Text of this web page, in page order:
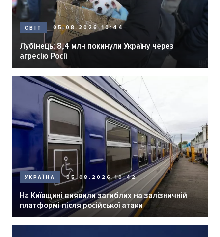
СВІТ 05.08.2026 10:44
Лубінець: 8,4 млн покинули Україну через
агресію Росії
УКРАЇНА 05.08.2026 10:42
На Київщині виявили загиблих на залізничній
платформі після російської атаки